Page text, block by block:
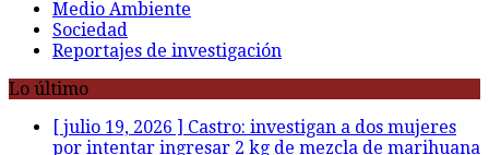
Medio Ambiente
Sociedad
Reportajes de investigación
Lo último
[ julio 19, 2026 ] Castro: investigan a dos mujeres
por intentar ingresar 2 kg de mezcla de marihuana